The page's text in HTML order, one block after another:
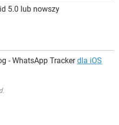
5.0 lub nowszy
- WhatsApp Trackerdla iOS